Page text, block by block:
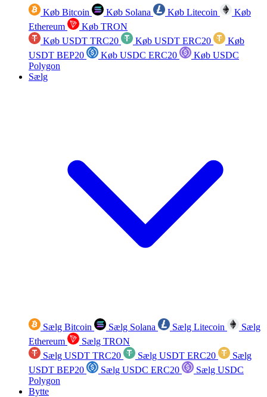
Køb Bitcoin Køb Solana Køb Litecoin
Køb
Ethereum
Køb TRON
Køb USDT TRC20
Køb USDT ERC20
Køb
USDT BEP20
Køb USDC ERC20
Køb USDC
Polygon
Sælg
Sælg Bitcoin Sælg Solana Sælg Litecoin
Sælg
Ethereum
Sælg TRON
Sælg USDT TRC20
Sælg USDT ERC20
Sælg
USDT BEP20
Sælg USDC ERC20
Sælg USDC
Polygon
Bytte